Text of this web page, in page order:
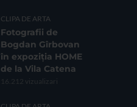
CLIPA DE ARTA
Fotografii de
Bogdan Gîrbovan
în expoziția HOME
de la Vila Catena
16.212 vizualizari